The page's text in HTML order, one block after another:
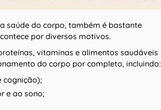
saúde do corpo, também é bastante
por diversos motivos.
vitaminas e alimentos saudáveis
do corpo por completo, incluindo:
cognição);
e ao sono;